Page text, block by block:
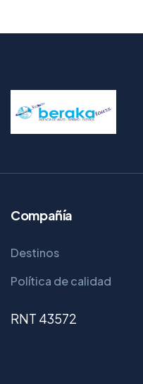
Compañía
Destinos
Política de calidad
RNT 43572